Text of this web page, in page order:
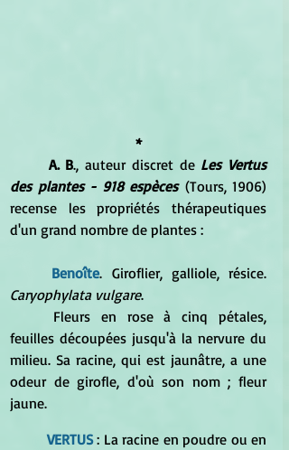
*
A. B., auteur discret de Les Vertus
des plantes - 918 espèces (Tours, 1906)
recense les propriétés thérapeutiques
d'un grand nombre de plantes :
Benoîte. Giroflier, galliole, résice.
Caryophylata vulgare.
feuilles découpées jusqu'à la nervure du
milieu. Sa racine, qui est jaunâtre, a une
odeur de girofle, d'où son nom ; fleur
jaune.
VERTUS : La racine en poudre ou en